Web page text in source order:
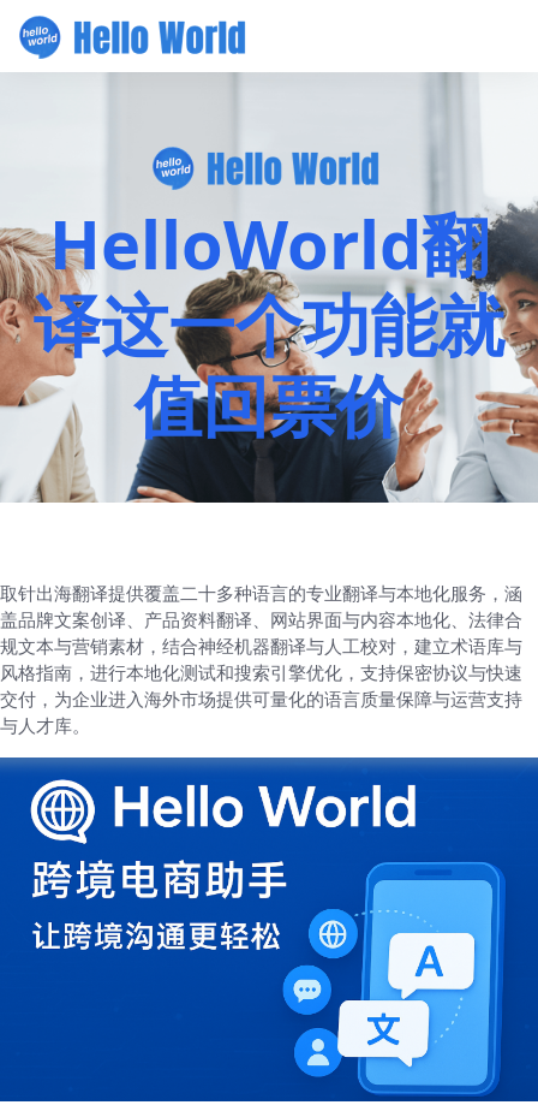
HelloWorld翻
译这一个功能就
值回票价
取针出海翻译提供覆盖二十多种语言的专业翻译与本地化服务，涵
盖品牌文案创译、产品资料翻译、网站界面与内容本地化、法律合
规文本与营销素材，结合神经机器翻译与人工校对，建立术语库与
风格指南，进行本地化测试和搜索引擎优化，支持保密协议与快速
交付，为企业进入海外市场提供可量化的语言质量保障与运营支持
与人才库。